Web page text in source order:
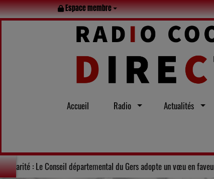
Espace membre
Accueil Radio Actualités
: le Lot en famille tout l’été Solidarité : Le Conseil